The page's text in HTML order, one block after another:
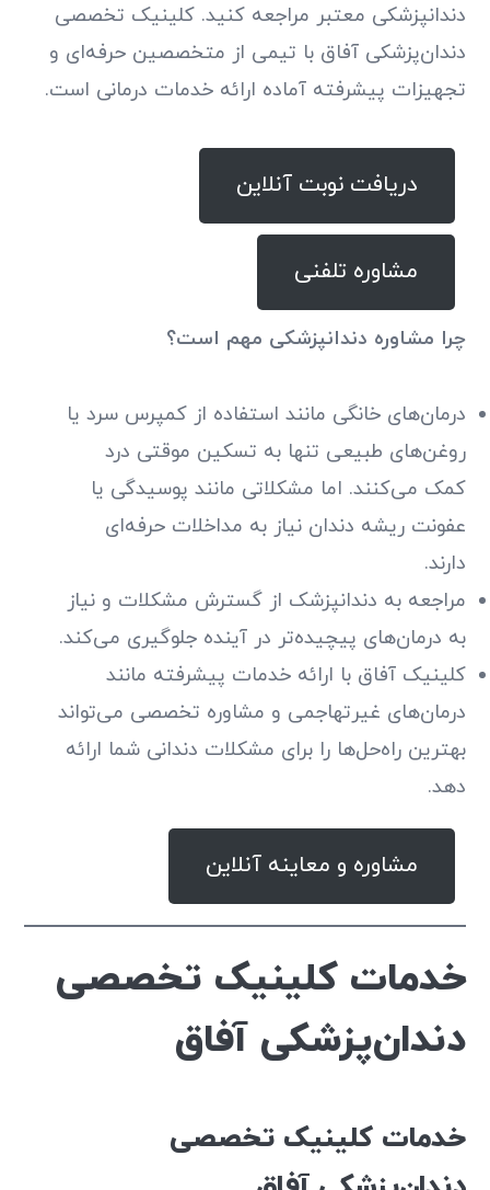
دندانپزشکی معتبر مراجعه کنید. کلینیک تخصصی
دندان‌پزشکی آفاق با تیمی از متخصصین حرفه‌ای و
تجهیزات پیشرفته آماده ارائه خدمات درمانی است.
دریافت نوبت آنلاین
مشاوره تلفنی
چرا مشاوره دندانپزشکی مهم است؟
درمان‌های خانگی مانند استفاده از کمپرس سرد یا
روغن‌های طبیعی تنها به تسکین موقتی درد
کمک می‌کنند. اما مشکلاتی مانند پوسیدگی یا
عفونت ریشه دندان نیاز به مداخلات حرفه‌ای
دارند.
مراجعه به دندانپزشک از گسترش مشکلات و نیاز
به درمان‌های پیچیده‌تر در آینده جلوگیری می‌کند.
کلینیک آفاق با ارائه خدمات پیشرفته مانند
درمان‌های غیرتهاجمی و مشاوره تخصصی می‌تواند
بهترین راه‌حل‌ها را برای مشکلات دندانی شما ارائه
دهد.
مشاوره و معاینه آنلاین
خدمات کلینیک تخصصی
دندان‌پزشکی آفاق
خدمات کلینیک تخصصی